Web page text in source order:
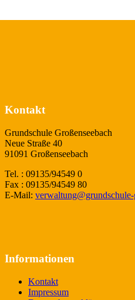
Kontakt
Grundschule Großenseebach
Neue Straße 40
91091 Großenseebach
Tel. : 09135/94549 0
Fax : 09135/94549 80
E-Mail: verwaltung@grundschule-
Informationen
Kontakt
Impressum